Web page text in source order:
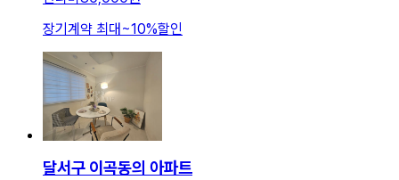
장기계약 최대 ~10%할인
달서구 이곡동의 아파트